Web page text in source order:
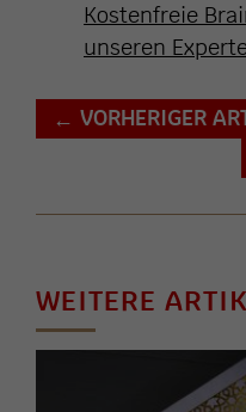
Kostenfreie
unseren
← VORHERIGER
WEITERE